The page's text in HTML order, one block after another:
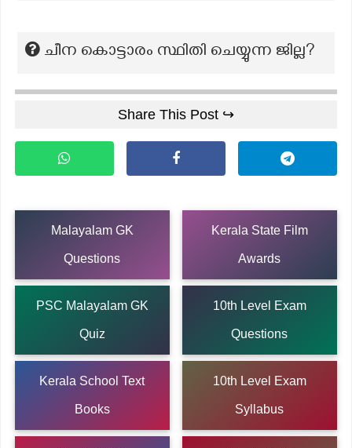
ചീന കൊട്ടാരം സ്ഥിതി ചെയ്യുന്ന ജില്ല?
Share This Post ↪
Malayalam GK
Questions
Kerala State Film
Awards
PSC Malayalam GK
Quiz
10th Level Exam
Questions
Kerala School Text
Books
10th Level Exam
Syllabus